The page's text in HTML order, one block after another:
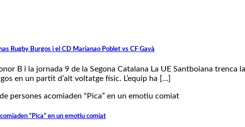
Rugby Burgos i el CD Marianao Poblet vs CF Gavà
B i la jornada 9 de la Segona Catalana La UE Santboiana trenca
en un partit d’alt voltatge físic. L’equip ha […]
“Pica” en un emotiu comiat